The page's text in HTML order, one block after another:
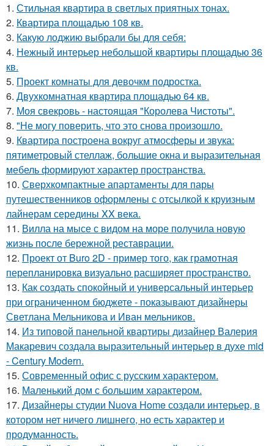
1. Стильная квартира в светлых приятных тонах.
2. Квартира площадью 108 кв.
3. Какую лоджию выбрали бы для себя:
4. Нежный интерьер небольшой квартиры площадью 36
кв.
5. Проект комнаты для девочкм подростка.
6. Двухкомнатная квартира площадью 64 кв.
7. Моя свекровь - настоящая "Королева Чистоты".
8. "Не могу поверить, что это снова произошло.
9. Квартира построена вокруг атмосферы и звука:
пятиметровый стеллаж, большие окна и выразительная
мебель формируют характер пространства.
10. Сверхкомпактные апартаменты для пары
путешественников оформлены с отсылкой к круизным
лайнерам середины XX века.
11. Вилла на мысе с видом на море получила новую
жизнь после бережной реставрации.
12. Проект от Buro 2D - пример того, как грамотная
перепланировка визуально расширяет пространство.
13. Как создать спокойный и универсальный интерьер
при ограниченном бюджете - показывают дизайнеры
Светлана Мельникова и Иван мельников.
14. Из типовой панельной квартиры дизайнер Валерия
Макаревич создала выразительный интерьер в духе mid
- Century Modern.
15. Современный офис с русским характером.
16. Маленький дом с большим характером.
17. Дизайнеры студии Nuova Home создали интерьер, в
котором нет ничего лишнего, но есть характер и
продуманность.